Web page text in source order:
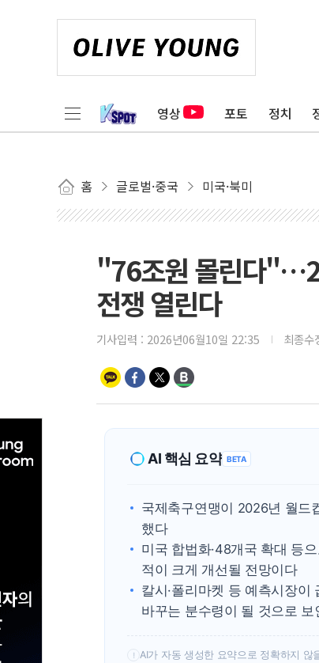
영상 포토 정치
홈 글로벌·중국 미국·북미
"76조원 몰린다
전쟁 열린다
기사입력 : 2026년06월10일 22:35 최종수
AI 핵심 요약 BETA
국제축구연맹이 2026년 월드
했다
미국 합법화·48개국 확대 등
적이 크게 개선될 전망이다
칼시·폴리마켓 등 예측시장이
바꾸는 분수령이 될 것으로 보
! AI가 자동 생성한 요약으로 정확하지 않